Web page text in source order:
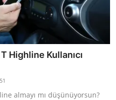
Highline Kullanıcı
51
almayı mı düşünüyorsun?